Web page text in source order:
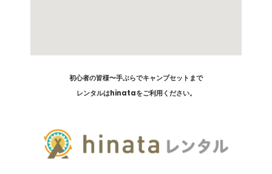
初心者の皆様〜手ぶらでキャンプセットまで
レンタルはhinataをご利用ください。